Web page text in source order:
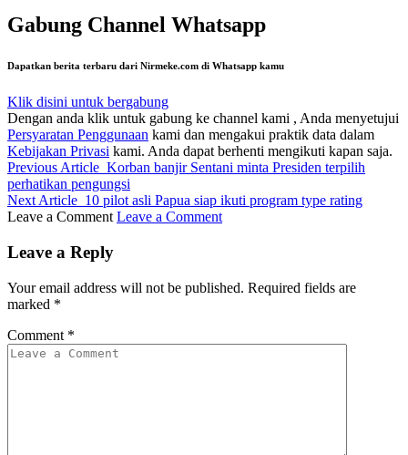
Gabung Channel Whatsapp
Dapatkan berita terbaru dari Nirmeke.com di Whatsapp kamu
Klik disini untuk bergabung
Dengan anda klik untuk gabung ke channel kami , Anda menyetujui
Persyaratan Penggunaan kami dan mengakui praktik data dalam
Kebijakan Privasi kami. Anda dapat berhenti mengikuti kapan saja.
Previous Article Korban banjir Sentani minta Presiden terpilih
perhatikan pengungsi
Next Article 10 pilot asli Papua siap ikuti program type rating
Leave a Comment Leave a Comment
Leave a Reply
Your email address will not be published. Required fields are
marked *
Comment *